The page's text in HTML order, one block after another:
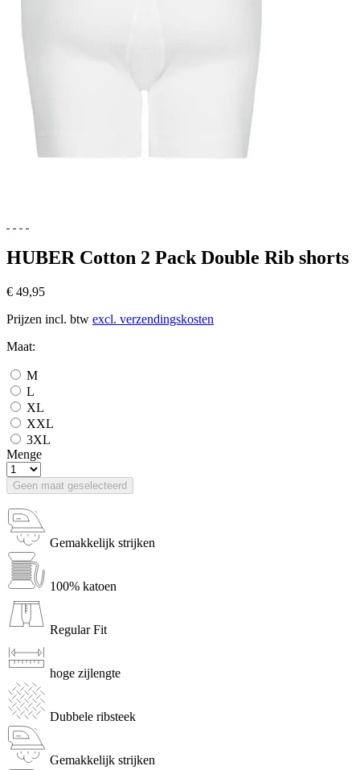
HUBER Cotton 2 Pack Double Rib shorts
€ 49,95
Prijzen incl. btw excl. verzendingskosten
Maat:
M
L
XL
XXL
3XL
Menge
Geen maat geselecteerd
Gemakkelijk strijken
100% katoen
Regular Fit
hoge zijlengte
Dubbele ribsteek
Gemakkelijk strijken